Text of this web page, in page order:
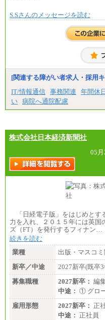
S.Sさんのメッセージを読む
[関連する障がい者求人・採用
IT/情報通信 事務関連 年間休
い 病院へ通院配慮
株式会社日本経済新聞社
05
「日経電子版」をはじめとす
力を入れ、２０１５年には英国
ズ（FT）を発行するフィナン…
続きを読む
業種
出版・マスコ
新卒／中途
2027新卒(既卒
募集職種
2027新卒： 編
中途： ① グロ
雇用形態
2027新卒： 正
中途： 正社員